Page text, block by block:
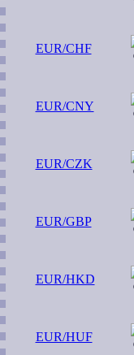
EUR/CHF
EUR/CNY
EUR/CZK
EUR/GBP
EUR/HKD
EUR/HUF